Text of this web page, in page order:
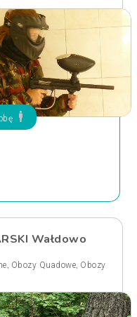
Wałdowo
, Obozy Quadowe, Obozy